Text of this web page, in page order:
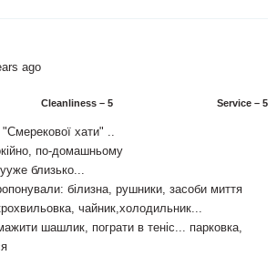
ago
Сleanliness – 5 Service – 5
хати" ..
по-домашньому
близько...
білизна, рушники, засоби миття
чайник,холодильник...
шашлик, пограти в теніс... парковка,